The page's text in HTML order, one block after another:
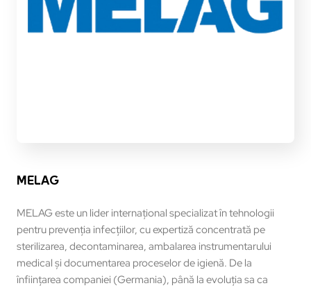
MELAG
MELAG este un lider internațional specializat în tehnologii
pentru prevenția infecțiilor, cu expertiză concentrată pe
sterilizarea, decontaminarea, ambalarea instrumentarului
medical și documentarea proceselor de igienă. De la
înființarea companiei (Germania), până la evoluția sa ca